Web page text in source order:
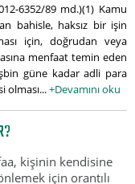
6352/89 md.)(1) Kamu
bahisle, haksız bir işin
için, doğrudan veya
menfaat temin eden
güne kadar adli para
olması...+Devamını oku
kişinin kendisine
için orantılı